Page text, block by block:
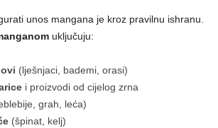
unos mangana je kroz pravilnu ishranu.
uključuju:
(lješnjaci, bademi, orasi)
i proizvodi od cijelog zrna
grah, leća)
(špinat, kelj)